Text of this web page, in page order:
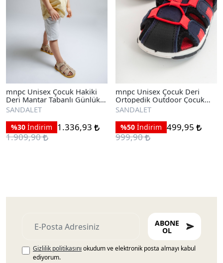
mnpc Unisex Çocuk Hakiki
Deri Mantar Tabanlı Günlük
Çocuk Sandalet
SANDALET
%30 İndirim
1.336,93
1.909,90
mnpc Unisex Çocuk Deri
Ortopedik Outdoor Çocuk
Sandalet
SANDALET
%50 İndirim 499,95
999,90
ABONE
OL
Gizlilik politikasını okudum ve elektronik posta almayı kabul
ediyorum.